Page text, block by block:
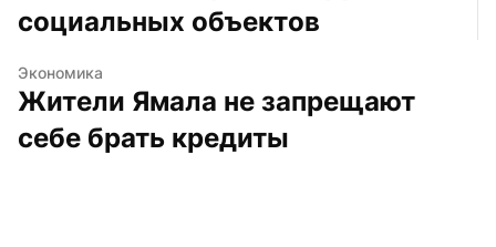
социальных объектов
Экономика
Жители Ямала не запрещают
себе брать кредиты